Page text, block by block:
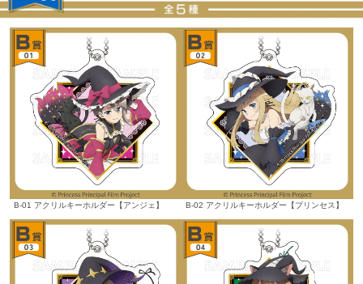
B-01 アクリルキーホルダー【アンジェ】 B-02 アクリルキーホルダー【プリンセス】